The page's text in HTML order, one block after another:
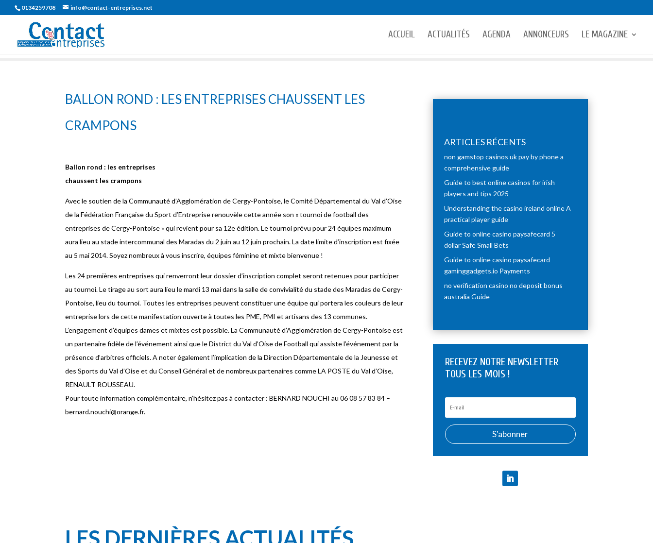
0134259708 info@contact-entreprises.net
ACCUEIL ACTUALITÉS AGENDA ANNONCEURS LE MAGAZINE
BALLON ROND : LES ENTREPRISES CHAUSSENT LES
CRAMPONS
Ballon rond : les entreprises
chaussent les crampons
Avec le soutien de la Communauté d’Agglomération de Cergy-Pontoise, le Comité Départemental du Val d’Oise
de la Fédération Française du Sport d’Entreprise renouvèle cette année son « tournoi de football des
entreprises de Cergy-Pontoise » qui revient pour sa 12e édition. Le tournoi prévu pour 24 équipes maximum
aura lieu au stade intercommunal des Maradas du 2 juin au 12 juin prochain. La date limite d’inscription est fixée
au 5 mai 2014. Soyez nombreux à vous inscrire, équipes féminine et mixte bienvenue !
Les 24 premières entreprises qui renverront leur dossier d’inscription complet seront retenues pour participer
au tournoi. Le tirage au sort aura lieu le mardi 13 mai dans la salle de convivialité du stade des Maradas de Cergy-
Pontoise, lieu du tournoi. Toutes les entreprises peuvent constituer une équipe qui portera les couleurs de leur
entreprise lors de cette manifestation ouverte à toutes les PME, PMI et artisans des 13 communes.
L’engagement d’équipes dames et mixtes est possible. La Communauté d’Agglomération de Cergy-Pontoise est
un partenaire fidèle de l’événement ainsi que le District du Val d’Oise de Football qui assiste l’événement par la
présence d’arbitres officiels. A noter également l’implication de la Direction Départementale de la Jeunesse et
des Sports du Val d’Oise et du Conseil Général et de nombreux partenaires comme LA POSTE du Val d’Oise,
RENAULT ROUSSEAU.
Pour toute information complémentaire, n’hésitez pas à contacter : BERNARD NOUCHI au 06 08 57 83 84 –
bernard.nouchi@orange.fr.
ARTICLES RÉCENTS
non gamstop casinos uk pay by phone a
comprehensive guide
Guide to best online casinos for irish
players and tips 2025
Understanding the casino ireland online A
practical player guide
Guide to online casino paysafecard 5
dollar Safe Small Bets
Guide to online casino paysafecard
gaminggadgets.io Payments
no verification casino no deposit bonus
australia Guide
RECEVEZ NOTRE NEWSLETTER
TOUS LES MOIS !
S'abonner